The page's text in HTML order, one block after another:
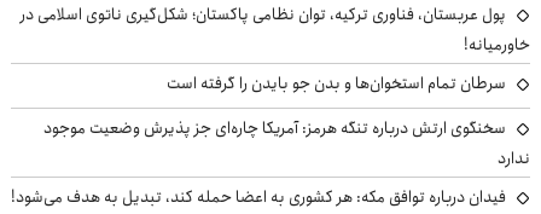
پول عربستان، فناوری ترکیه، توان نظامی پاکستان؛ شکل‌گیری ناتوی اسلامی در
خاورمیانه!
سرطان تمام استخوان‌ها و بدن جو بایدن را گرفته است
سخنگوی ارتش درباره تنگه هرمز: آمریکا چاره‌ای جز پذیرش وضعیت موجود
ندارد
فیدان درباره توافق مکه: هر کشوری به اعضا حمله کند، تبدیل به هدف می‌شود!